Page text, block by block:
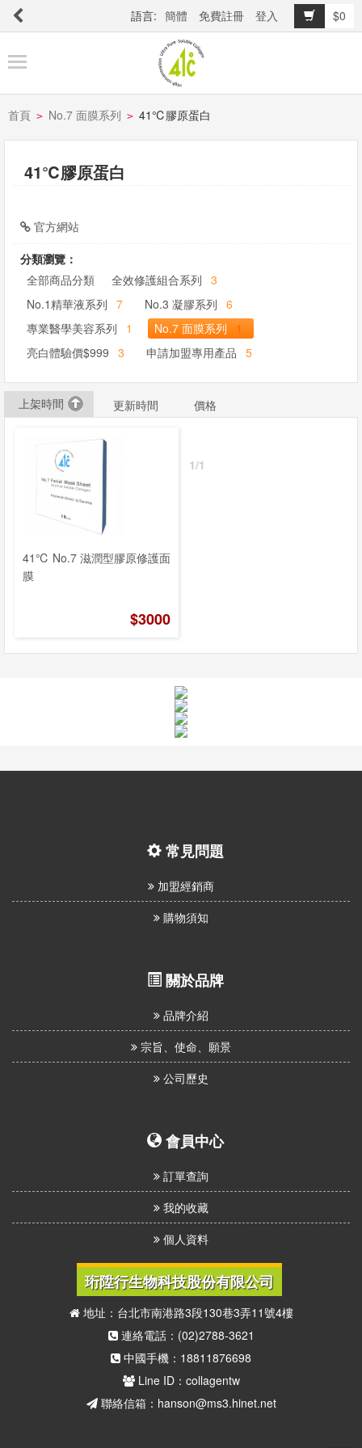
語言: 簡體 免費註冊 登入
$0
品
窗
關
購
物
首頁 > No.7 面膜系列 > 41℃膠原蛋白
41℃膠原蛋白
官方網站
分類瀏覽：
全部商品分類
全效修護組合系列 3
No.1精華液系列 7 No.3 凝膠系列 6
專業醫學美容系列
1 No.7 面膜系列
1
亮白體驗價$999 3 申請加盟專用產品 5
上架時間 更新時間 價格
41℃ No.7 滋潤型膠原修護面
膜
$3000
1/1
常見問題
加盟經銷商
購物須知
關於品牌
品牌介紹
宗旨、使命、願景
公司歷史
會員中心
訂單查詢
我的收藏
個人資料
珩陞行生物科技股份有限公司
地址：台北市南港路3段130巷3弄11號4樓
連絡電話：(02)2788-3621
中國手機：18811876698
Line ID：collagentw
聯絡信箱：hanson@ms3.hinet.net